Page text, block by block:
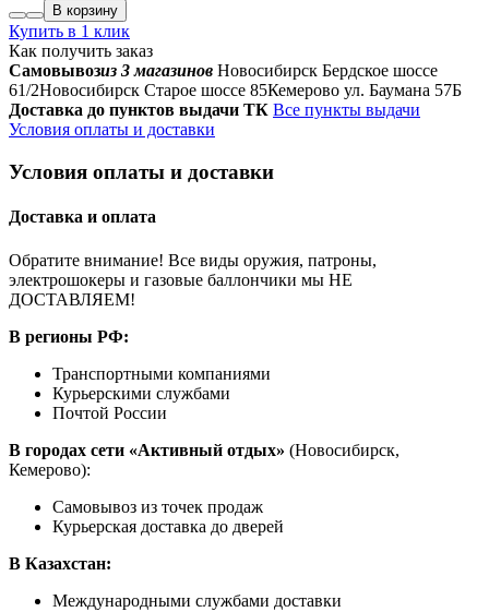
В корзину
Купить в 1 клик
Как получить заказ
Самовывозиз 3 магазинов Новосибирск Бердское шоссе
61/2Новосибирск Старое шоссе 85Кемерово ул. Баумана 57Б
Доставка до пунктов выдачи ТК Все пункты выдачи
Условия оплаты и доставки
Условия оплаты и доставки
Доставка и оплата
Обратите внимание! Все виды оружия, патроны,
электрошокеры и газовые баллончики мы НЕ
ДОСТАВЛЯЕМ!
В регионы РФ:
Транспортными компаниями
Курьерскими службами
Почтой России
В городах сети «Активный отдых» (Новосибирск,
Кемерово):
Самовывоз из точек продаж
Курьерская доставка до дверей
В Казахстан:
Международными службами доставки